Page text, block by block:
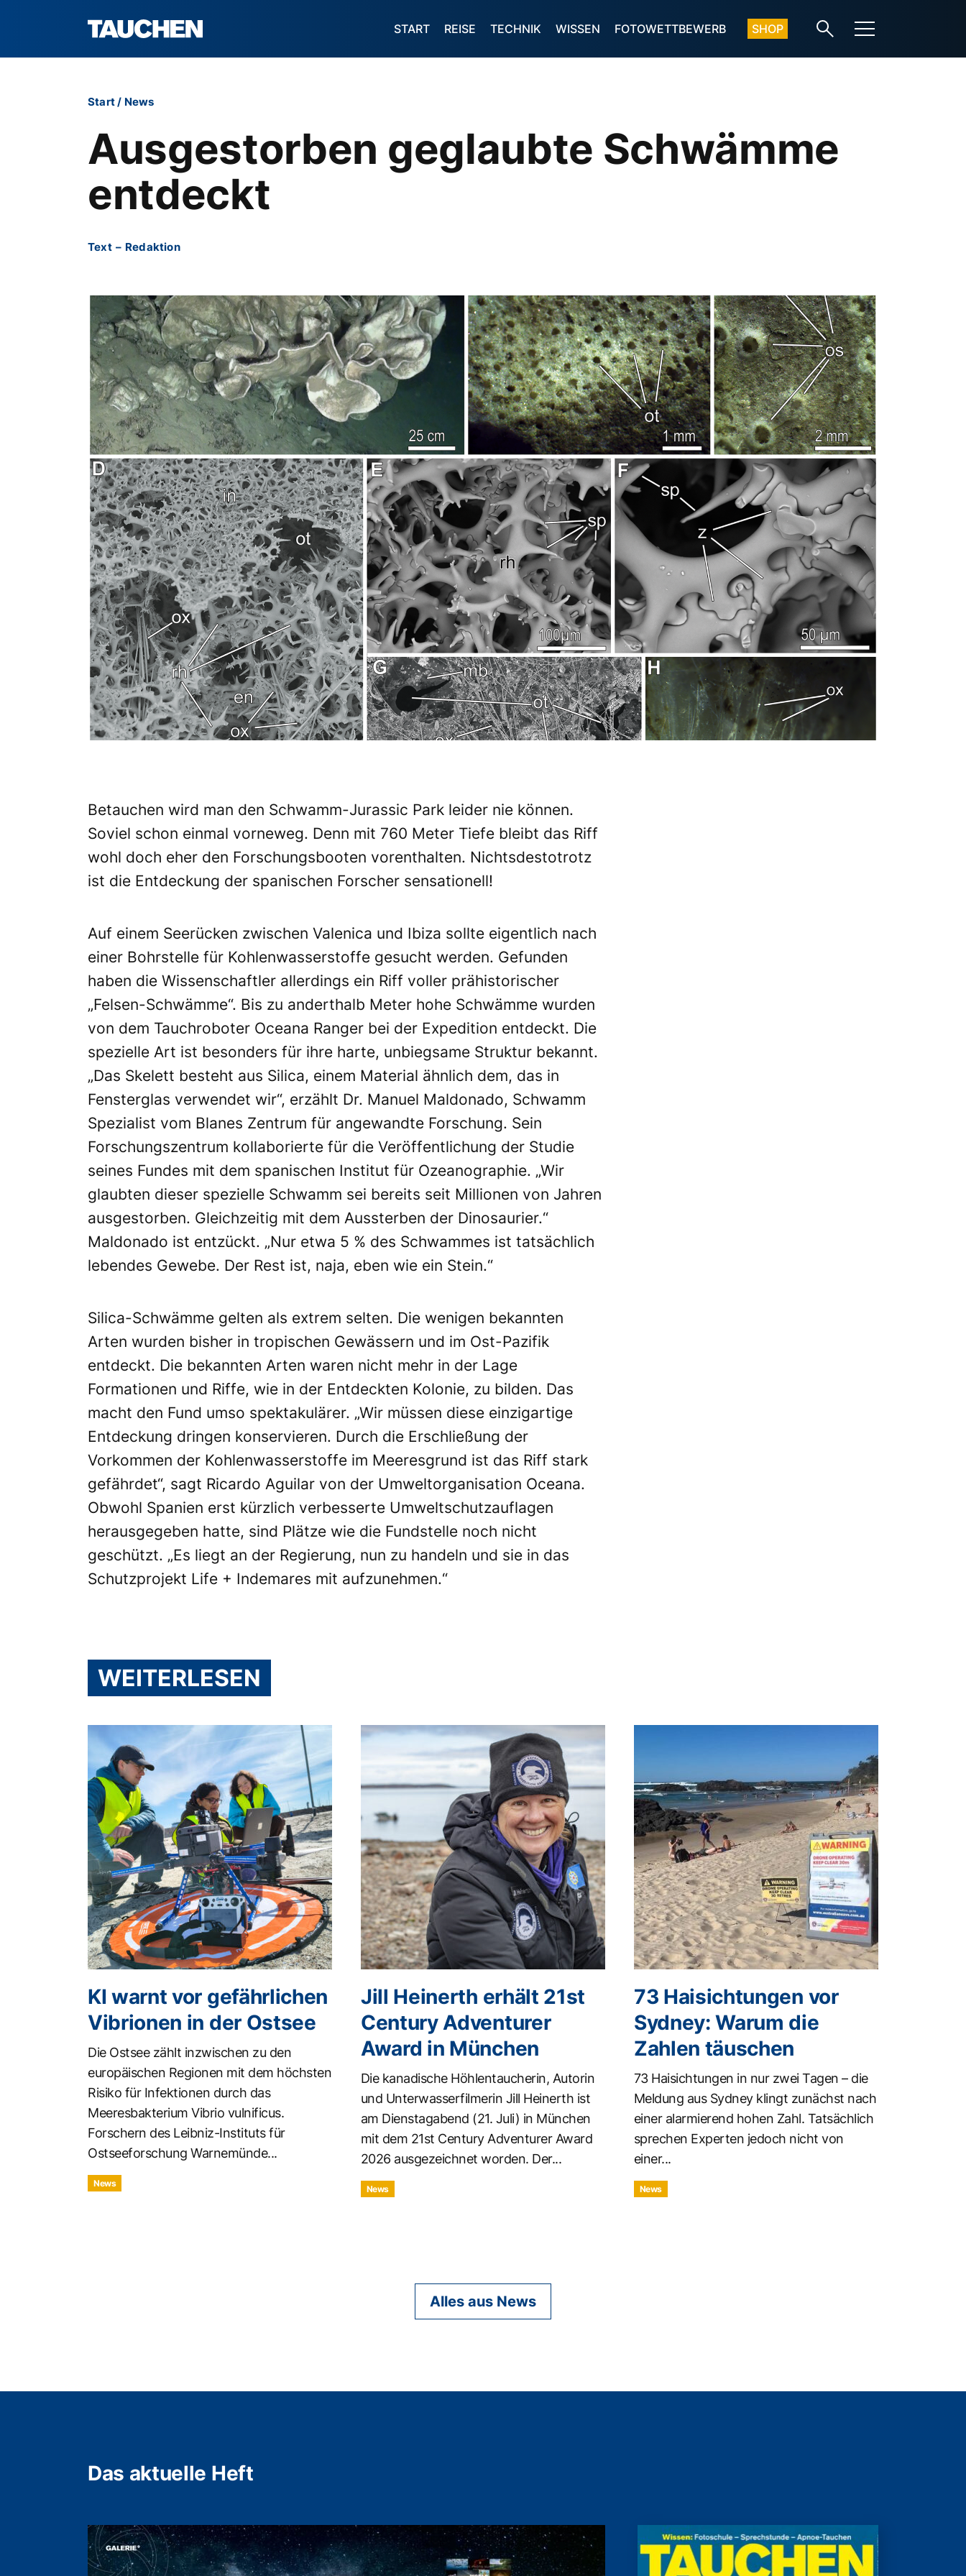
START REISE TECHNIK WISSEN FOTOWETTBEWERB SHOP
Start/ News
Ausgestorben geglaubte Schwämme
entdeckt
Text – Redaktion
Betauchen wird man den Schwamm-Jurassic Park leider nie können.
Soviel schon einmal vorneweg. Denn mit 760 Meter Tiefe bleibt das Riff
wohl doch eher den Forschungsbooten vorenthalten. Nichtsdestotrotz
ist die Entdeckung der spanischen Forscher sensationell!
Auf einem Seerücken zwischen Valenica und Ibiza sollte eigentlich nach
einer Bohrstelle für Kohlenwasserstoffe gesucht werden. Gefunden
haben die Wissenschaftler allerdings ein Riff voller prähistorischer
„Felsen-Schwämme“. Bis zu anderthalb Meter hohe Schwämme wurden
von dem Tauchroboter Oceana Ranger bei der Expedition entdeckt. Die
spezielle Art ist besonders für ihre harte, unbiegsame Struktur bekannt.
„Das Skelett besteht aus Silica, einem Material ähnlich dem, das in
Fensterglas verwendet wir“, erzählt Dr. Manuel Maldonado, Schwamm
Spezialist vom Blanes Zentrum für angewandte Forschung. Sein
Forschungszentrum kollaborierte für die Veröffentlichung der Studie
seines Fundes mit dem spanischen Institut für Ozeanographie. „Wir
glaubten dieser spezielle Schwamm sei bereits seit Millionen von Jahren
ausgestorben. Gleichzeitig mit dem Aussterben der Dinosaurier.“
Maldonado ist entzückt. „Nur etwa 5 % des Schwammes ist tatsächlich
lebendes Gewebe. Der Rest ist, naja, eben wie ein Stein.“
Silica-Schwämme gelten als extrem selten. Die wenigen bekannten
Arten wurden bisher in tropischen Gewässern und im Ost-Pazifik
entdeckt. Die bekannten Arten waren nicht mehr in der Lage
Formationen und Riffe, wie in der Entdeckten Kolonie, zu bilden. Das
macht den Fund umso spektakulärer. „Wir müssen diese einzigartige
Entdeckung dringen konservieren. Durch die Erschließung der
Vorkommen der Kohlenwasserstoffe im Meeresgrund ist das Riff stark
gefährdet“, sagt Ricardo Aguilar von der Umweltorganisation Oceana.
Obwohl Spanien erst kürzlich verbesserte Umweltschutzauflagen
herausgegeben hatte, sind Plätze wie die Fundstelle noch nicht
geschützt. „Es liegt an der Regierung, nun zu handeln und sie in das
Schutzprojekt Life + Indemares mit aufzunehmen.“
WEITERLESEN
KI warnt vor gefährlichen
Vibrionen in der Ostsee
Die Ostsee zählt inzwischen zu den
europäischen Regionen mit dem höchsten
Risiko für Infektionen durch das
Meeresbakterium Vibrio vulnificus.
Forschern des Leibniz-Instituts für
Ostseeforschung Warnemünde...
News
Jill Heinerth erhält 21st
Century Adventurer
Award in München
Die kanadische Höhlentaucherin, Autorin
und Unterwasserfilmerin Jill Heinerth ist
am Dienstagabend (21. Juli) in München
mit dem 21st Century Adventurer Award
2026 ausgezeichnet worden. Der...
News
73 Haisichtungen vor
Sydney: Warum die
Zahlen täuschen
73 Haisichtungen in nur zwei Tagen – die
Meldung aus Sydney klingt zunächst nach
einer alarmierend hohen Zahl. Tatsächlich
sprechen Experten jedoch nicht von
einer...
News
Alles aus News
Das aktuelle Heft